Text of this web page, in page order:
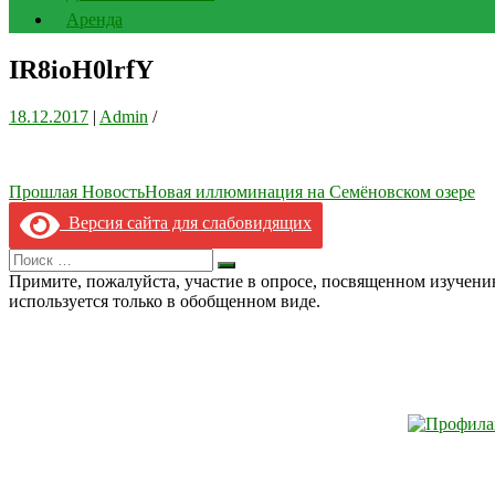
Аренда
IR8ioH0lrfY
18.12.2017 | Admin /
Навигация
по
записям
Прошлая НовостьНовая иллюминация на Семёновском озере
Версия сайта для слабовидящих
Search
for:
Искать
Примите, пожалуйста, участие в опросе, посвященном
используется только в обобщенном виде.